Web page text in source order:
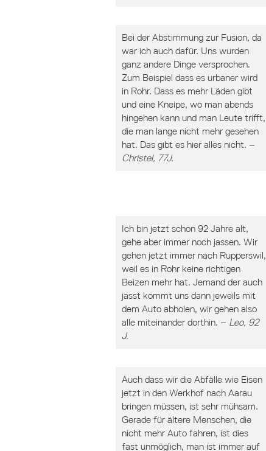
Bei der Abstimmung zur Fusion, da
war ich auch dafür. Uns wurden
ganz andere Dinge versprochen.
Zum Beispiel dass es urbaner wird
in Rohr. Dass es mehr Läden gibt
und eine Kneipe, wo man abends
hingehen kann und man Leute trifft,
die man lange nicht mehr gesehen
hat. Das gibt es hier alles nicht. –
Christel, 77J.
Ich bin jetzt schon 92 Jahre alt,
gehe aber immer noch jassen. Wir
gehen jetzt immer nach Rupperswil,
weil es in Rohr keine richtigen
Beizen mehr hat. Jemand der auch
jasst kommt uns dann jeweils mit
dem Auto abholen, wir gehen also
alle miteinander dorthin. – Leo, 92
J.
Auch dass wir die Abfälle wie Eisen
jetzt in den Werkhof nach Aarau
bringen müssen, ist sehr mühsam.
Gerade für ältere Menschen, die
nicht mehr Auto fahren, ist dies
fast unmöglich, man ist immer auf